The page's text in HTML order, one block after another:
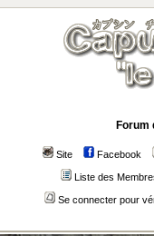
Forum
Site Facebook
Liste des
Se connecter pour